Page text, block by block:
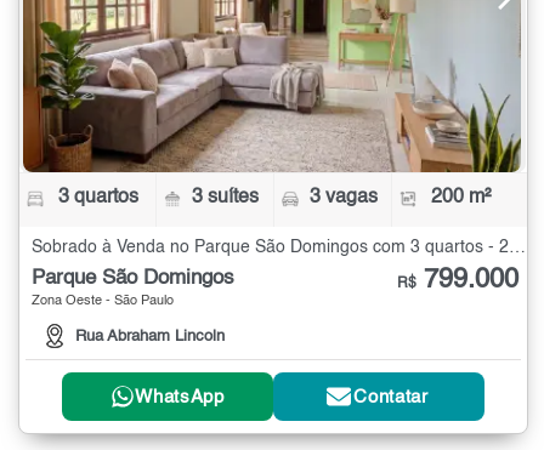
3 quartos 3 suítes 3 vagas 200 m²
Sobrado à Venda no Parque São Domingos com 3 quartos - 200 m²
Parque São Domingos
Zona Oeste - São Paulo
Rua Abraham Lincoln
R$ 799.000
WhatsApp Contatar